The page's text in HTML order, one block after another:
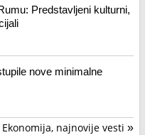
Predstavljeni kulturni,
nove minimalne
Ekonomija, najnovije vesti »